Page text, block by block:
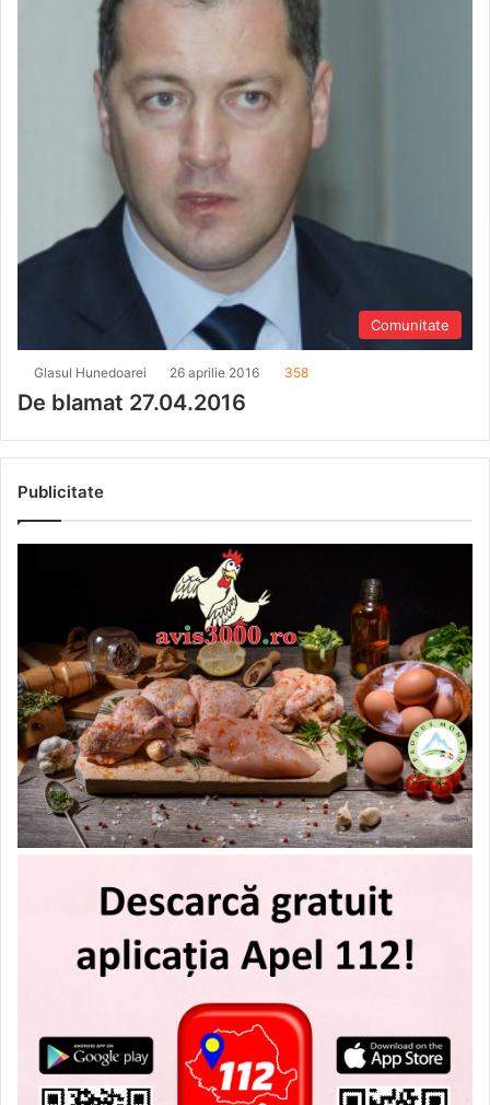
Comunitate
Glasul Hunedoarei 26 aprilie 2016 358
De blamat 27.04.2016
Publicitate